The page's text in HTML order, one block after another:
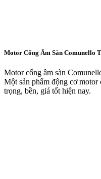
Motor Cổng Âm Sàn Comunello
Motor cổng âm sàn
Một sản phẩm động cơ
trọng, bền, giá tốt hiện nay.